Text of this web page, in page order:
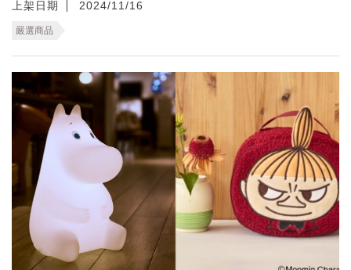
上架日期 2024/11/16
嚴選商品